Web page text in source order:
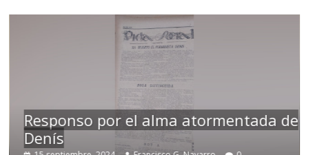
Responso por el alma atormentada de
Denís